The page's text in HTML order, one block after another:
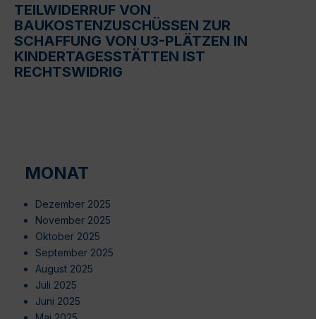
TEILWIDERRUF VON
BAUKOSTENZUSCHÜSSEN ZUR
SCHAFFUNG VON U3-PLÄTZEN IN
KINDERTAGESSTÄTTEN IST
RECHTSWIDRIG
MONAT
Dezember 2025
November 2025
Oktober 2025
September 2025
August 2025
Juli 2025
Juni 2025